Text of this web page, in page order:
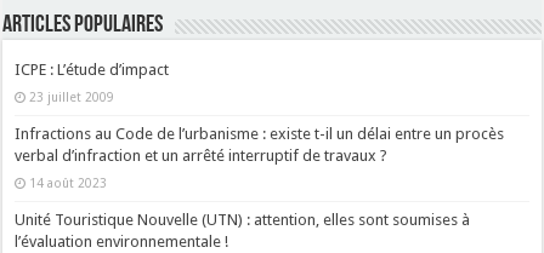
ARTICLES POPULAIRES
ICPE : L’étude d’impact
23 juillet 2009
Infractions au Code de l’urbanisme : existe t-il un délai entre un procès
verbal d’infraction et un arrêté interruptif de travaux ?
14 août 2023
Unité Touristique Nouvelle (UTN) : attention, elles sont soumises à
l’évaluation environnementale !